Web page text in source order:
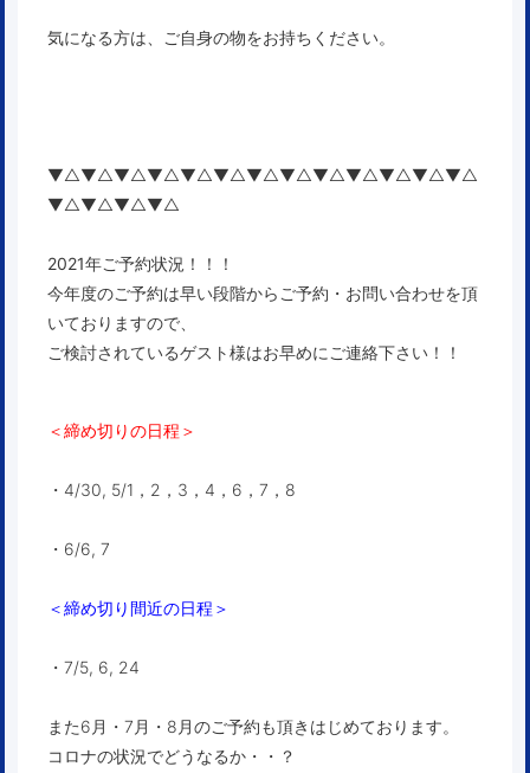
気になる方は、ご自身の物をお持ちください。
▼△▼△▼△▼△▼△▼△▼△▼△▼△▼△▼△▼△▼△
▼△▼△▼△▼△
2021年ご予約状況！！！
今年度のご予約は早い段階からご予約・お問い合わせを頂
いておりますので、
ご検討されているゲスト様はお早めにご連絡下さい！！
＜締め切りの日程＞
・4/30, 5/1，2，3，4，6，7，8
・6/6, 7
＜締め切り間近の日程＞
・7/5, 6, 24
また6月・7月・8月のご予約も頂きはじめております。
コロナの状況でどうなるか・・？